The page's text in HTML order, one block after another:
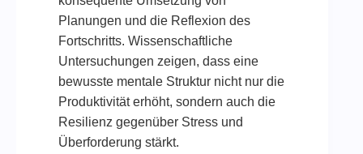
Planungen und die Reflexion des
Fortschritts. Wissenschaftliche
Untersuchungen zeigen, dass eine
bewusste mentale Struktur nicht nur die
Produktivität erhöht, sondern auch die
Resilienz gegenüber Stress und
Überforderung stärkt.